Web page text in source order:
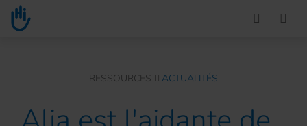
Go to main content
You are here :RESSOURCES ACTUALITÉS